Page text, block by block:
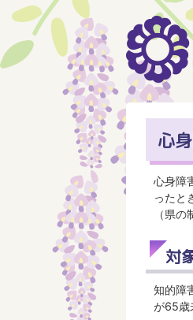
心
心身障
ったと
（県の
対
知的障
が65歳